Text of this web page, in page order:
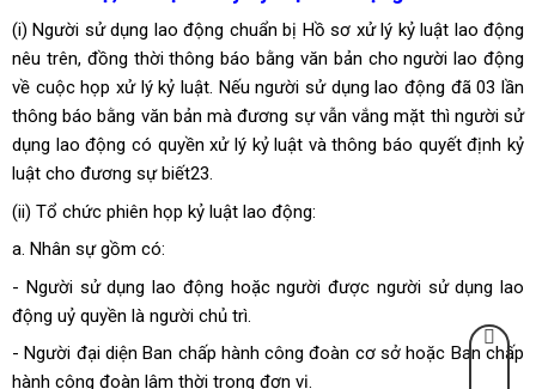
(i) Người sử dụng lao động chuẩn bị Hồ sơ xử lý kỷ luật lao động
nêu trên, đồng thời thông báo bằng văn bản cho người lao động
về cuộc họp xử lý kỷ luật. Nếu người sử dụng lao động đã 03 lần
thông báo bằng văn bản mà đương sự vẫn vắng mặt thì người sử
dụng lao động có quyền xử lý kỷ luật và thông báo quyết định kỷ
luật cho đương sự biết23.
(ii) Tổ chức phiên họp kỷ luật lao động:
a. Nhân sự gồm có:
- Người sử dụng lao động hoặc người được người sử dụng lao
động uỷ quyền là người chủ trì.
- Người đại diện Ban chấp hành công đoàn cơ sở hoặc Ban chấp
hành công đoàn lâm thời trong đơn vị.